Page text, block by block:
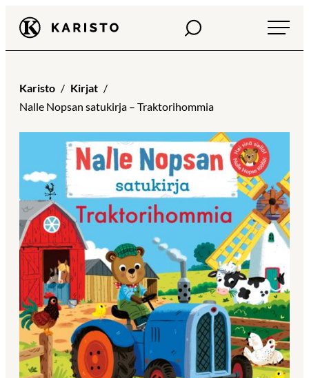
Siirry
suoraan
sisältöön
Karisto Haku
Karisto
Kirjat
Nalle Nopsan satukirja – Traktorihommia